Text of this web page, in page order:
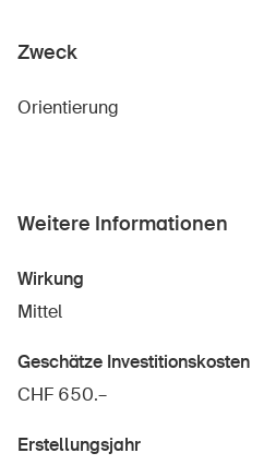
Bestellen & herunterladen
Kurse & Veranstaltungen
Sicherheitsdelegierte & Gemeinden
Kontakt & Beratung
Zweck
Orientierung
Weitere Informationen
Wirkung
Mittel
Geschätze Investitionskosten
CHF 650.–
Erstellungsjahr